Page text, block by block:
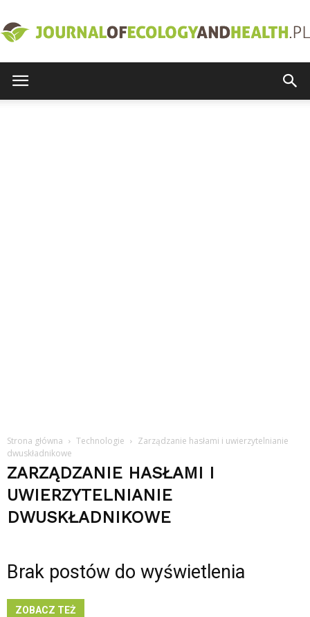
Strona główna Technologie
Zarządzanie hasłami i uwierzytelnianie
dwuskładnikowe
ZARZĄDZANIE HASŁAMI I
UWIERZYTELNIANIE
DWUSKŁADNIKOWE
Brak postów do wyświetlenia
ZOBACZ TEŻ